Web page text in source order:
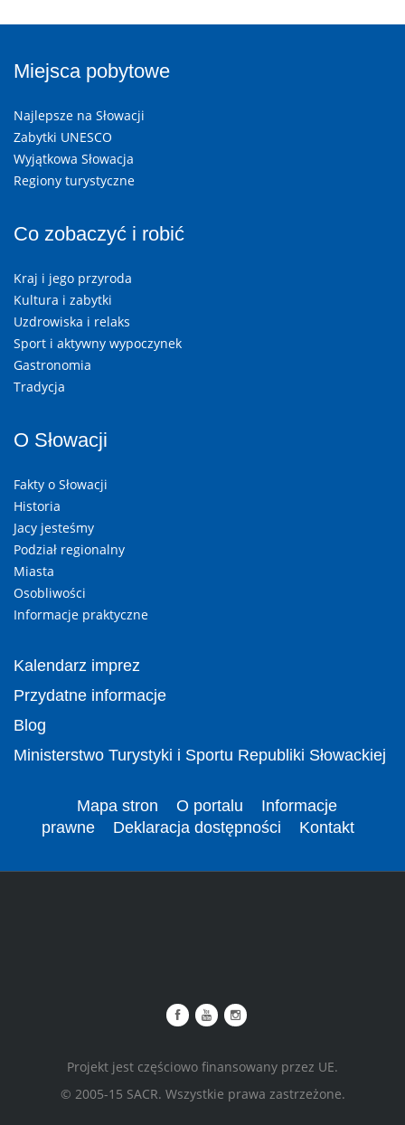
Miejsca pobytowe
Najlepsze na Słowacji
Zabytki UNESCO
Wyjątkowa Słowacja
Regiony turystyczne
Co zobaczyć i robić
Kraj i jego przyroda
Kultura i zabytki
Uzdrowiska i relaks
Sport i aktywny wypoczynek
Gastronomia
Tradycja
O Słowacji
Fakty o Słowacji
Historia
Jacy jesteśmy
Podział regionalny
Miasta
Osobliwości
Informacje praktyczne
Kalendarz imprez
Przydatne informacje
Blog
Ministerstwo Turystyki i Sportu Republiki Słowackiej
Mapa stron O portalu
Informacje
prawne
Deklaracja dostępności Kontakt
Projekt jest częściowo finansowany przez UE.
© 2005-15 SACR. Wszystkie prawa zastrzeżone.